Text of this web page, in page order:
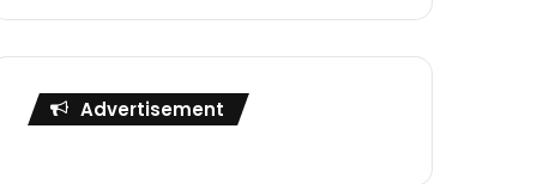
Advertisement